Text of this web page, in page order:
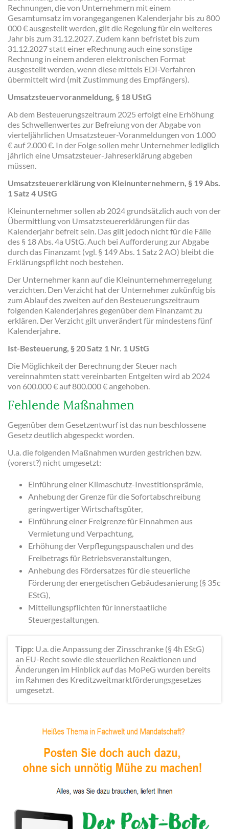
Rechnungen, die von Unternehmern mit einem
Gesamtumsatz im vorangegangenen Kalenderjahr bis zu 800
000 € ausgestellt werden, gilt die Regelung für ein weiteres
Jahr bis zum 31.12.2027. Zudem kann befristet bis zum
31.12.2027 statt einer eRechnung auch eine sonstige
Rechnung in einem anderen elektronischen Format
ausgestellt werden, wenn diese mittels EDI-Verfahren
übermittelt wird (mit Zustimmung des Empfängers).
Umsatzsteuervoranmeldung, § 18 UStG
Ab dem Besteuerungszeitraum 2025 erfolgt eine Erhöhung
des Schwellenwertes zur Befreiung von der Abgabe von
vierteljährlichen Umsatzsteuer-Voranmeldungen von 1.000
€ auf 2.000 €. In der Folge sollen mehr Unternehmer lediglich
jährlich eine Umsatzsteuer-Jahreserklärung abgeben
müssen.
Umsatzsteuererklärung von Kleinunternehmern, § 19 Abs.
1 Satz 4 UStG
Kleinunternehmer sollen ab 2024 grundsätzlich auch von der
Übermittlung von Umsatzsteuererklärungen für das
Kalenderjahr befreit sein. Das gilt jedoch nicht für die Fälle
des § 18 Abs. 4a UStG. Auch bei Aufforderung zur Abgabe
durch das Finanzamt (vgl. § 149 Abs. 1 Satz 2 AO) bleibt die
Erklärungspflicht noch bestehen.
Der Unternehmer kann auf die Kleinunternehmerregelung
verzichten. Den Verzicht hat der Unternehmer zukünftig bis
zum Ablauf des zweiten auf den Besteuerungszeitraum
folgenden Kalenderjahres gegenüber dem Finanzamt zu
erklären. Der Verzicht gilt unverändert für mindestens fünf
Kalenderjahre.
Ist-Besteuerung, § 20 Satz 1 Nr. 1 UStG
Die Möglichkeit der Berechnung der Steuer nach
vereinnahmten statt vereinbarten Entgelten wird ab 2024
von 600.000 € auf 800.000 € angehoben.
Fehlende Maßnahmen
Gegenüber dem Gesetzentwurf ist das nun beschlossene
Gesetz deutlich abgespeckt worden.
U.a. die folgenden Maßnahmen wurden gestrichen bzw.
(vorerst?) nicht umgesetzt:
Einführung einer Klimaschutz-Investitionsprämie,
Anhebung der Grenze für die Sofortabschreibung
geringwertiger Wirtschaftsgüter,
Einführung einer Freigrenze für Einnahmen aus
Vermietung und Verpachtung,
Erhöhung der Verpflegungspauschalen und des
Freibetrags für Betriebsveranstaltungen,
Anhebung des Fördersatzes für die steuerliche
Förderung der energetischen Gebäudesanierung (§ 35c
EStG),
Mitteilungspflichten für innerstaatliche
Steuergestaltungen.
Tipp: U.a. die Anpassung der Zinsschranke (§ 4h EStG)
an EU-Recht sowie die steuerlichen Reaktionen und
Änderungen im Hinblick auf das MoPeG wurden bereits
im Rahmen des Kreditzweitmarktförderungsgesetzes
umgesetzt.